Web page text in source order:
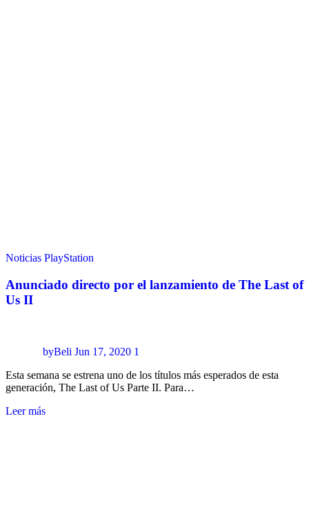
Noticias PlayStation
Anunciado directo por el lanzamiento de The Last of
Us II
byBeli Jun 17, 2020 1
Esta semana se estrena uno de los títulos más esperados de esta
generación, The Last of Us Parte II. Para…
Leer más